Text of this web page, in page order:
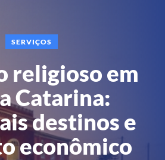
SERVIÇOS
religioso em
Catarina:
destinos e
econômico